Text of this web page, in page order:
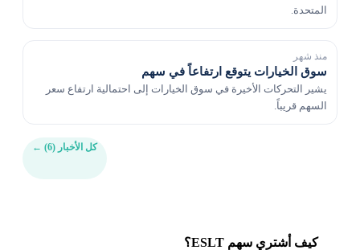
المتحدة.
منذ شهر
سوق الخيارات يتوقع ارتفاعاً في سهم
يشير التحركات الأخيرة في سوق الخيارات إلى احتمالية ارتفاع سعر
السهم قريباً.
كل الأخبار (6) ←
كيف أشتري سهم ESLT؟